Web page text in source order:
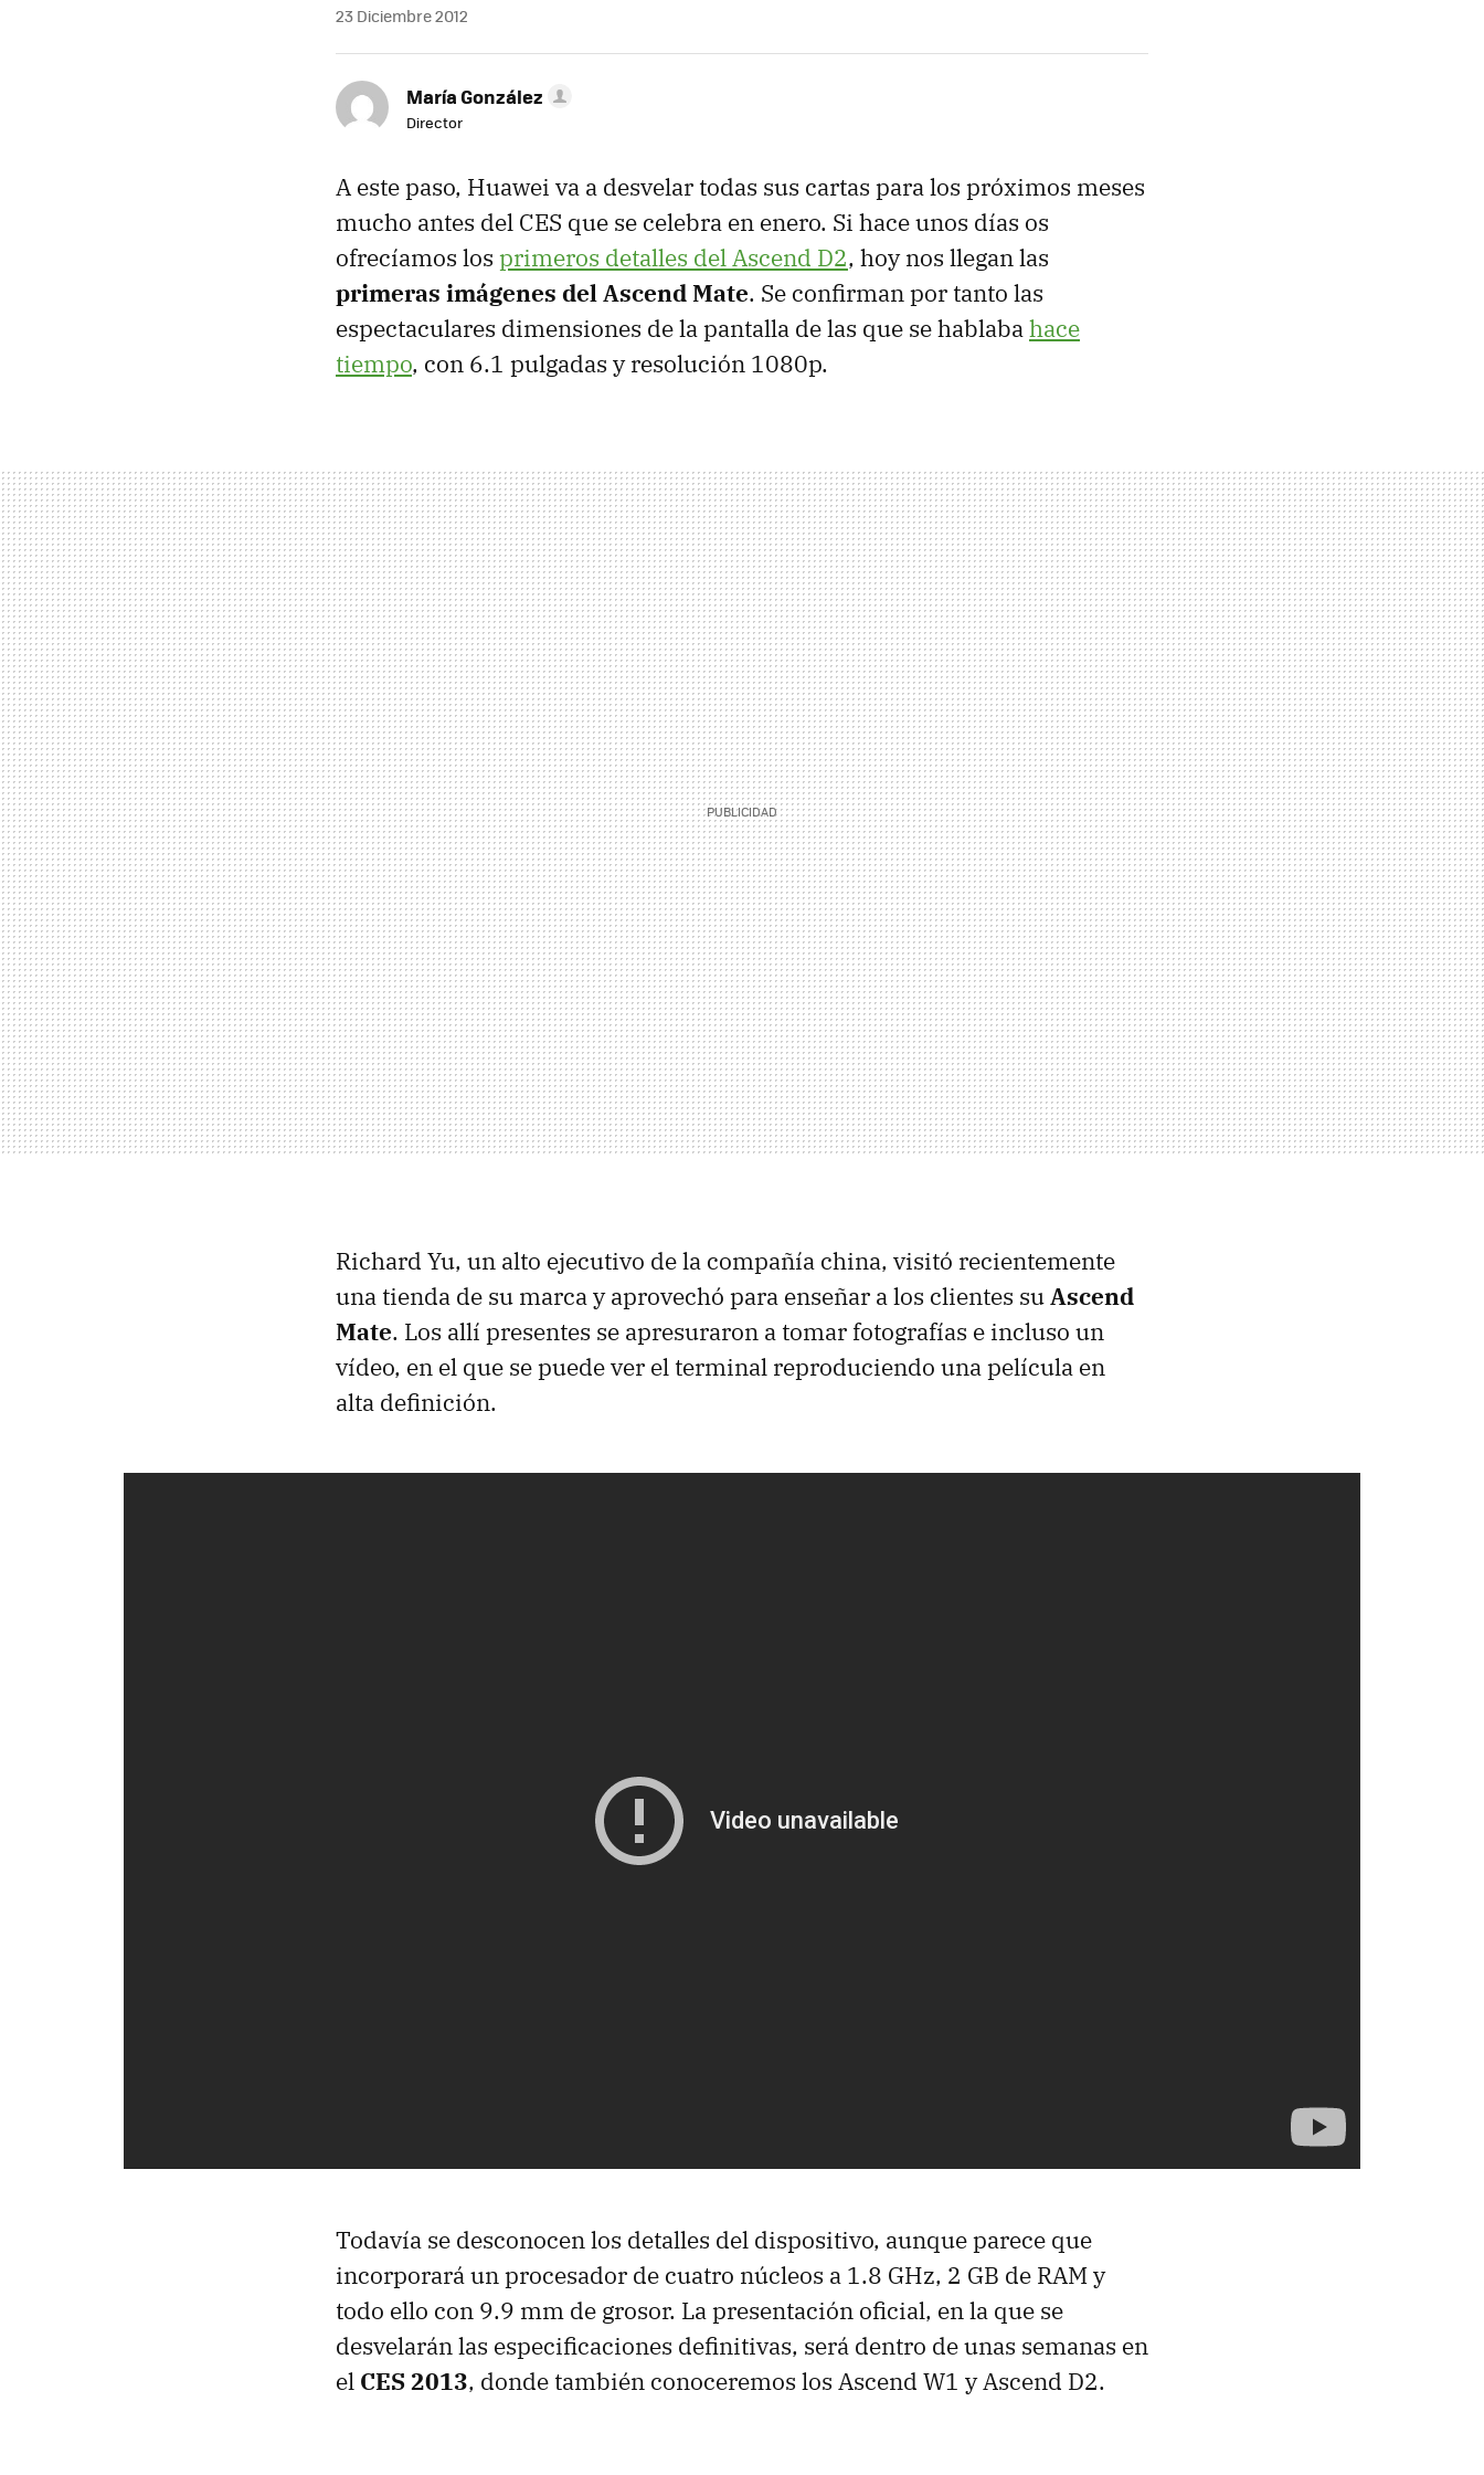
23 Diciembre 2012
María González
Director
A este paso, Huawei va a desvelar todas sus cartas para los próximos meses
mucho antes del CES que se celebra en enero. Si hace unos días os
ofrecíamos los primeros detalles del Ascend D2, hoy nos llegan las
primeras imágenes del Ascend Mate. Se confirman por tanto las
espectaculares dimensiones de la pantalla de las que se hablabahace
tiempo, con 6.1 pulgadas y resolución 1080p.
Richard Yu, un alto ejecutivo de la compañía china, visitó recientemente
una tienda de su marca y aprovechó para enseñar a los clientes suAscend
Mate. Los allí presentes se apresuraron a tomar fotografías e incluso un
vídeo, en el que se puede ver el terminal reproduciendo una película en
alta definición.
Todavía se desconocen los detalles del dispositivo, aunque parece que
incorporará un procesador de cuatro núcleos a 1.8 GHz, 2 GB de RAM y
todo ello con 9.9 mm de grosor. La presentación oficial, en la que se
desvelarán las especificaciones definitivas, será dentro de unas semanas en
el CES 2013, donde también conoceremos los Ascend W1 y Ascend D2.